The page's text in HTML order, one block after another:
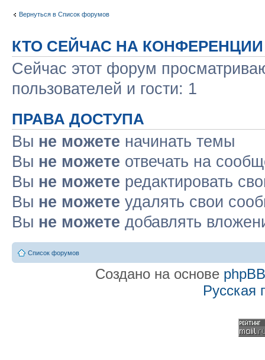
Вернуться в Список форумов
КТО СЕЙЧАС НА КОНФЕРЕНЦИИ
Сейчас этот форум
пользователей и гости: 1
ПРАВА ДОСТУПА
Вы не можете начинать темы
Вы не можете отвечать на
Вы не можете редактировать
Вы не можете удалять свои
Вы не можете добавлять
Список форумов
Создано на основе phpBB
Русская